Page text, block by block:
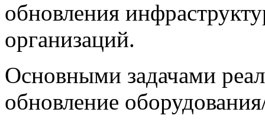
обновления
организаций.
Основными задачами
обновление